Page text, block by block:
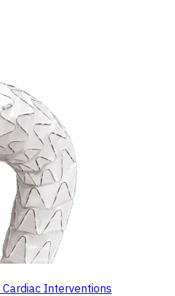
Interventions